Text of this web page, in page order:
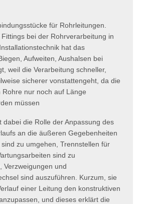
für Rohrleitungen.
bei der Rohrverarbeitung in
hat das
Aufweiten, Aushalsen bei
weil die Verarbeitung schneller,
sicherer vonstattengeht, da die
Rohre nur noch auf Länge
müssen
dabei die Rolle der Anpassung des
an die äußeren Gegebenheiten
zu umgehen, Trennstellen für
sind zu
Verzweigungen und
sind auszuführen. Kurzum, sie
einer Leitung den konstruktiven
und dieses erklärt die